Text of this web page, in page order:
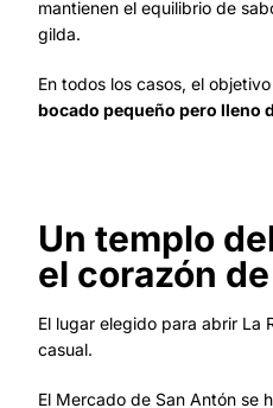
mantienen el equilibrio de
gilda.
En todos los casos, el
bocado pequeño pero lleno
Un templo
el corazón
El lugar elegido para abrir La
casual.
El Mercado de San Antón se